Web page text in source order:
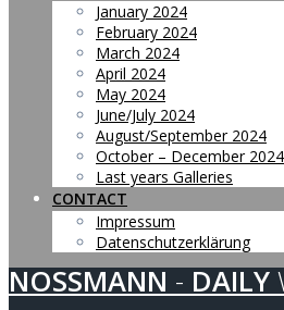
January 2024
February 2024
March 2024
April 2024
May 2024
June/July 2024
August/September 2024
October – December 2024
Last years Galleries
CONTACT
Impressum
Datenschutzerklärung
NOSSMANN - DAILY